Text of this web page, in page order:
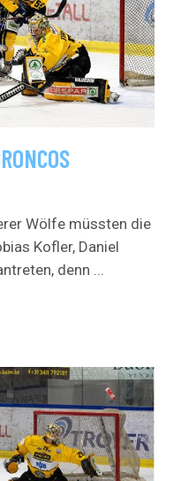
Wölfe müssten die
Kofler, Daniel
denn ...